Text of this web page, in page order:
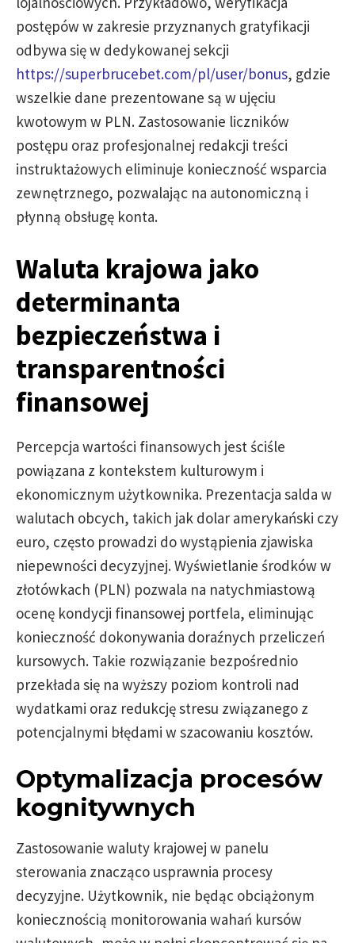
postępów w zakresie przyznanych gratyfikacji
odbywa się w dedykowanej sekcji
https://superbrucebet.com/pl/user/bonus, gdzie
wszelkie dane prezentowane są w ujęciu
kwotowym w PLN. Zastosowanie liczników
postępu oraz profesjonalnej redakcji treści
instruktażowych eliminuje konieczność wsparcia
zewnętrznego, pozwalając na autonomiczną i
płynną obsługę konta.
Waluta krajowa jako
determinanta
bezpieczeństwa i
transparentności
finansowej
Percepcja wartości finansowych jest ściśle
powiązana z kontekstem kulturowym i
ekonomicznym użytkownika. Prezentacja salda w
walutach obcych, takich jak dolar amerykański czy
euro, często prowadzi do wystąpienia zjawiska
niepewności decyzyjnej. Wyświetlanie środków w
złotówkach (PLN) pozwala na natychmiastową
ocenę kondycji finansowej portfela, eliminując
konieczność dokonywania doraźnych przeliczeń
kursowych. Takie rozwiązanie bezpośrednio
przekłada się na wyższy poziom kontroli nad
wydatkami oraz redukcję stresu związanego z
potencjalnymi błędami w szacowaniu kosztów.
Optymalizacja procesów
kognitywnych
Zastosowanie waluty krajowej w panelu
sterowania znacząco usprawnia procesy
decyzyjne. Użytkownik, nie będąc obciążonym
koniecznością monitorowania wahań kursów